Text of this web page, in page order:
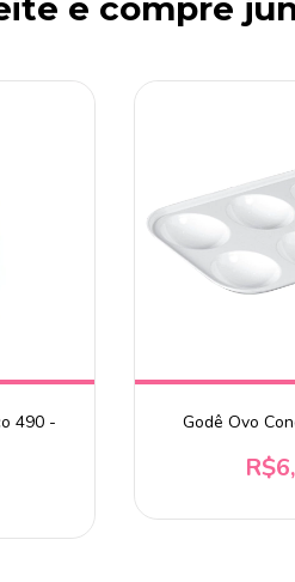
490 -
Godê Ovo